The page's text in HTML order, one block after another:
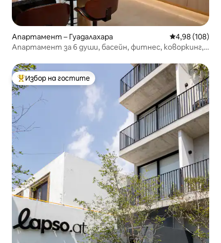
Апартамент – Гуадалахара Средна
4,98 (108)
Апартамент за 6 души, басейн, фитнес, коворкинг,
Най-популярен избор на гостите
Избор на гостите